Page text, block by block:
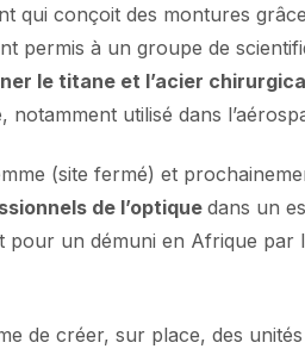
qui conçoit des montures
permis à un groupe de
le titane et l’acier
utilisé dans
(site fermé) et
de l’optique dans un
un démuni en Afrique par
de créer, sur place, des